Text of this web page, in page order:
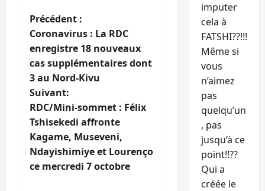
N
a
v
i
g
a
t
Précédent :
Coronavirus : La RDC
enregistre 18 nouveaux
cas supplémentaires dont
3 au Nord-Kivu
Suivant:
RDC/Mini-sommet : Félix
Tshisekedi affronte
Kagame, Museveni,
Ndayishimiye et Lourenço
ce mercredi 7 octobre
imputer
cela à
FATSHI??!!!
Même si
vous
n’aimez
pas
quelqu’un
, pas
jusqu’à ce
point!!??
Qui a
créée le